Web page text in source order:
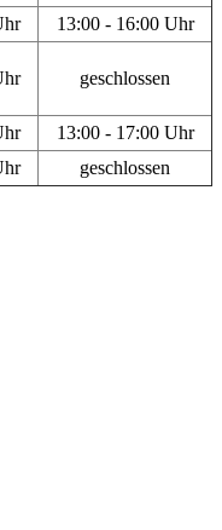
13:00 - 16:00 Uhr
geschlossen
13:00 - 17:00 Uhr
geschlossen